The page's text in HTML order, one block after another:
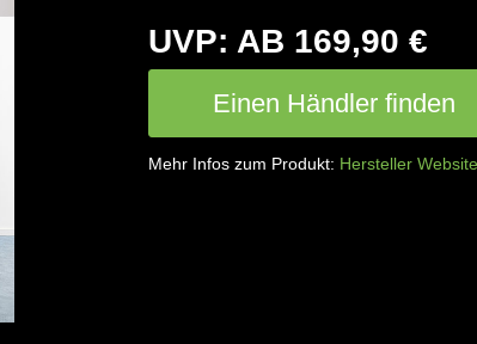
UVP: AB 169,90 €
Einen Händler finden
Mehr Infos zum Produkt: Hersteller Website